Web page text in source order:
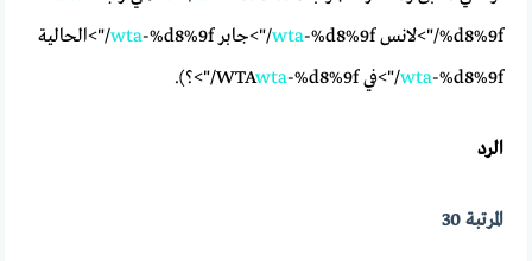
%d8%9f/">لانس
wta-%d8%9f/">جابر wta-%d8%9f/">الحالية
wta-%d8%9f/">في WTA wta-%d8%9f/">؟).
الرد
المرتبة 30